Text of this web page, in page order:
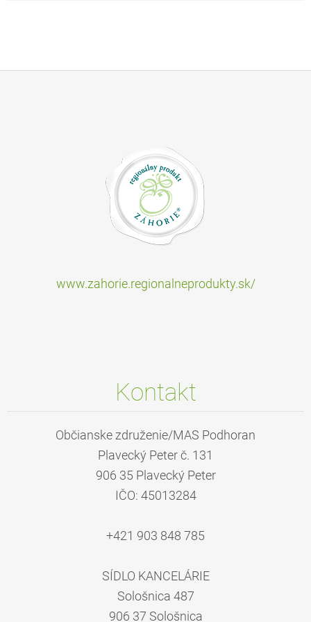
www.zahorie.regionalneprodukty.sk/
Kontakt
Občianske združenie/MAS Podhoran
Plavecký Peter č. 131
906 35 Plavecký Peter
IČO: 45013284
+421 903 848 785
SÍDLO KANCELÁRIE
Sološnica 487
906 37 Sološnica